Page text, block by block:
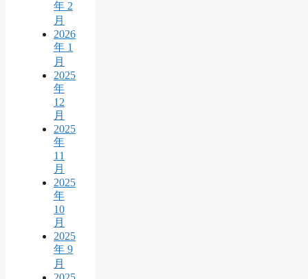
年 2
月
2026
年 1
月
2025
年
12
月
2025
年
11
月
2025
年
10
月
2025
年 9
月